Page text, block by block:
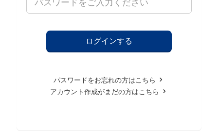
パスワードをお忘れの方はこちら
アカウント作成がまだの方はこちら